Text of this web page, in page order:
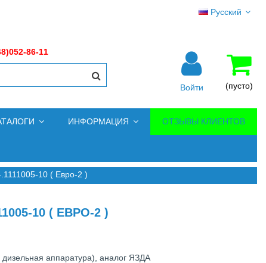
Русский
86-11
(пусто)
Войти
ОТЗЫВЫ КЛИЕНТОВ
ИНФОРМАЦИЯ
10 ( Евро-2 )
10 ( ЕВРО-2 )
аппаратура), аналог ЯЗДА